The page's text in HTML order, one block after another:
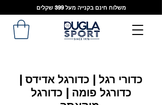
משלוח חינם בקנייה מעל 399 שקלים
כדורי רגל | כדורגל אדידס |
כדורגל פומה | כדורגל